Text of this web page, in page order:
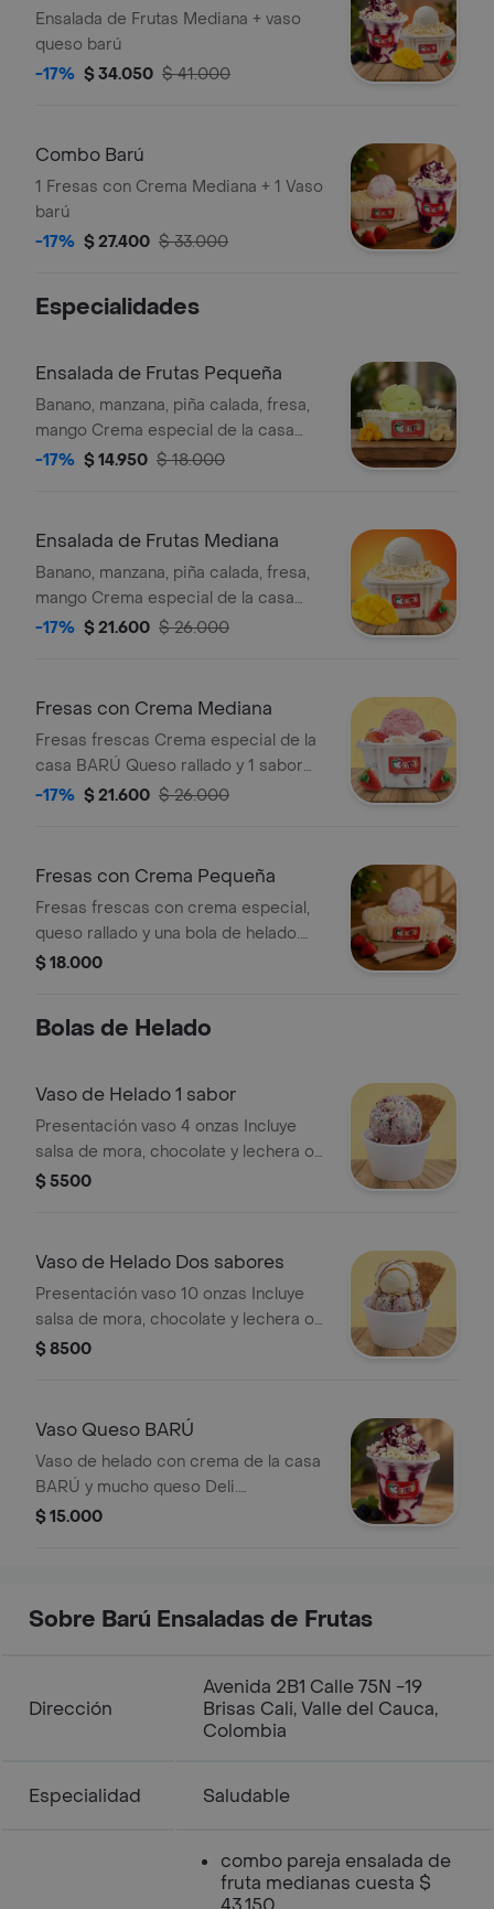
las 3
Ensalada de Frutas Mediana + vaso
queso barú
-17% $ 34.050 $ 41.000
Combo Barú
1 Fresas con Crema Mediana + 1 Vaso
barú
-17% $ 27.400 $ 33.000
Especialidades
Ensalada de Frutas Pequeña
Banano, manzana, piña calada, fresa,
mango Crema especial de la casa
BARÚ Queso rallado y 1 sabor de
recipiente de 4 onzas Incluye salsa de
las 3.
-17% $ 14.950 $ 18.000
Ensalada de Frutas Mediana
Banano, manzana, piña calada, fresa,
mango Crema especial de la casa
BARÚ Queso rallado y 1 sabor de
recipiente de 6 onzas Incluye salsa de
las 3
-17% $ 21.600 $ 26.000
Fresas con Crema Mediana
Fresas frescas Crema especial de la
casa BARÚ Queso rallado y 1 sabor
de helado Presentación recipiente 16
mora, chocolate y lechera o alguna de
-17% $ 21.600 $ 26.000
Fresas con Crema Pequeña
Fresas frescas con crema especial,
queso rallado y una bola de helado.
Incluye salsa de mora, chocolate o
$ 18.000
Bolas de Helado
Vaso de Helado 1 sabor
Presentación vaso 4 onzas Incluye
salsa de mora, chocolate y lechera o
alguna de las 3
$ 5500
Vaso de Helado Dos sabores
Presentación vaso 10 onzas Incluye
salsa de mora, chocolate y lechera o
alguna de las 3
$ 8500
Vaso Queso BARÚ
Vaso de helado con crema de la casa
BARÚ y mucho queso Deli.
Presentación vaso 9 onzas con tapa
mora y leche condensada
$ 15.000
Sobre Barú Ensaladas de Frutas
Dirección
Avenida 2B1 Calle 75N -19
Brisas Cali, Valle del Cauca,
Colombia
Especialidad Saludable
combo pareja ensalada de
fruta medianas cuesta $